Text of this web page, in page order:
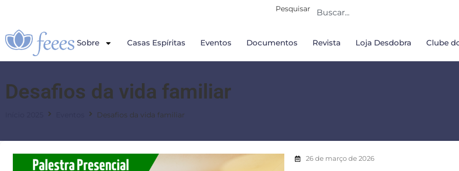
Pesquisar
Sobre Casas Espíritas Eventos Documentos Revista Loja Desdobra Clube
Desafios da vida familiar
Desafios da vida familiar
26 de março de 2026